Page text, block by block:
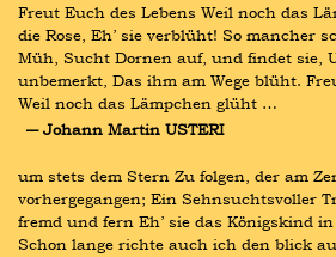
Freut Euch des Lebens Weil noch das
die Rose, Eh’ sie verblüht! So mancher
Müh, Sucht Dornen auf, und findet sie,
unbemerkt, Das ihm am Wege blüht.
Weil noch das Lämpchen glüht …
― Johann Martin USTERI
um stets dem Stern Zu folgen, der am
vorhergegangen; Ein Sehnsuchtsvoller
fremd und fern Eh’ sie das Königskind
Schon lange richte auch ich den blick